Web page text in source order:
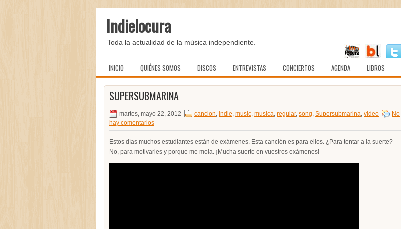
Indielocura
Toda la actualidad de la música independiente.
INICIO QUIÉNES SOMOS DISCOS ENTREVISTAS CONCIERTOS AGENDA LIBROS
SUPERSUBMARINA
martes, mayo 22, 2012 cancion, indie, music, musica, regular, song, Supersubmarina, video
No
hay comentarios
Estos días muchos estudiantes están de exámenes. Esta canción es para ellos. ¿Para tentar a la suerte?
No, para motivarles y porque me mola. ¡Mucha suerte en vuestros exámenes!